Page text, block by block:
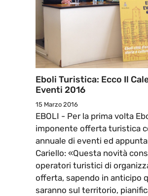
Eboli Turistica: Ecco Il
Eventi 2016
15 Marzo 2016
EBOLI - Per la prima volta
imponente offerta turistica
annuale di eventi ed
Cariello: «Questa novità
operatori turistici di
offerta, sapendo in anticipo
saranno sul territorio,